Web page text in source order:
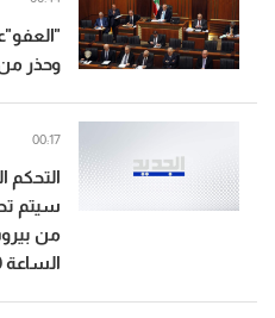
وحذر
التحكم
سيتم
من
الساعة 07:00 لغاية الساعة 15:00
00:17